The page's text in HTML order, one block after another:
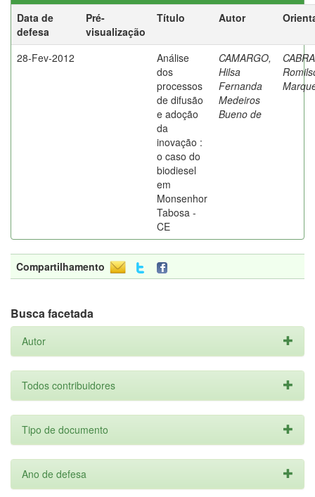
Data de
defesa
Pré-
visualização
Título Autor
28-Fev-2012
Análise
dos
processos
de difusão
e adoção
da
inovação :
o caso do
biodiesel
em
Monsenhor
Tabosa -
CE
CAMARGO,
Hilsa
Fernanda
Medeiros
Bueno de
Compartilhamento
Busca facetada
Autor
Todos contribuidores
Tipo de documento
Ano de defesa